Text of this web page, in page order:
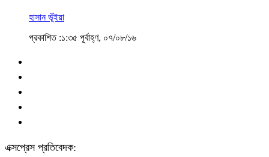
হাসান ভূঁইয়া
প্রকাশিত :১:৩৫ পূর্বাহ্ণ, ০৭/০৮/১৬
এক্সপ্রেস প্রতিবেদক: